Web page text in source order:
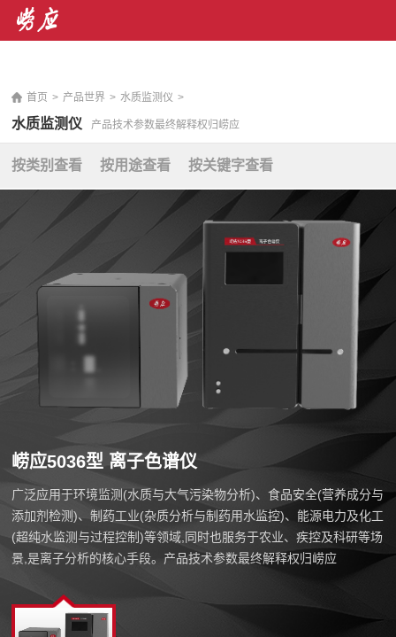
首页 > 产品世界 > 水质监测仪 >
水质监测仪 产品技术参数最终解释权归崂应
按类别查看 按用途查看 按关键字查看
崂应5036型 离子色谱仪
广泛应用于环境监测(水质与大气污染物分析)、食品安全(营养成分与
添加剂检测)、制药工业(杂质分析与制药用水监控)、能源电力及化工
(超纯水监测与过程控制)等领域,同时也服务于农业、疾控及科研等场
景,是离子分析的核心手段。产品技术参数最终解释权归崂应